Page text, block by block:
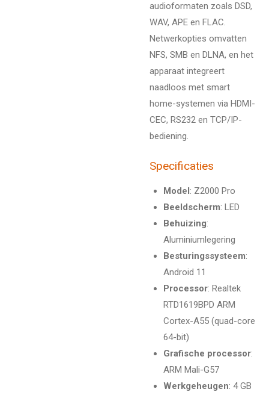
audioformaten zoals DSD,
WAV, APE en FLAC.
Netwerkopties omvatten
NFS, SMB en DLNA, en het
apparaat integreert
naadloos met smart
home-systemen via HDMI-
CEC, RS232 en TCP/IP-
bediening.
Specificaties
Model: Z2000 Pro
Beeldscherm: LED
Behuizing:
Aluminiumlegering
Besturingssysteem:
Android 11
Processor: Realtek
RTD1619BPD ARM
Cortex-A55 (quad-core
64-bit)
Grafische processor:
ARM Mali-G57
Werkgeheugen: 4 GB